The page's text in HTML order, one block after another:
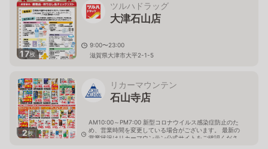
17枚
ツルハドラッグ
大津石山店
9:00〜23:00
滋賀県大津市大平2-1-5
2枚
リカーマウンテン
石山寺店
AM10:00～PM7:00 新型コロナウイルス感染症防止のた
め、営業時間を変更している場合がございます。 最新の
営業状況はリカーマウンテン公式サイトをご確認くださ